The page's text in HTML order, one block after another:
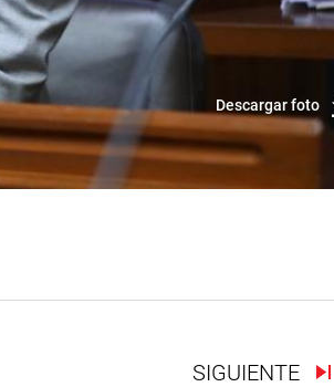
Descargar foto
SIGUIENTE